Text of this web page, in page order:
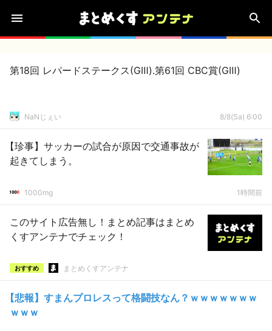
第18回 レパードステークス(GⅢ).第61回 CBC賞(GⅢ)
NaNじぇい 8/8(Sa) 6:00
【珍事】サッカーの試合が原因で交通事故が
起きてしまう。
1000mg 1時間前
このサイト広告無し！まとめ記事はまとめ
くすアンテナでチェック！
おすすめ まとめくすアンテナ
【悲報】すまんプロレスって格闘技なん？ｗｗｗｗｗｗｗ
ｗｗｗ